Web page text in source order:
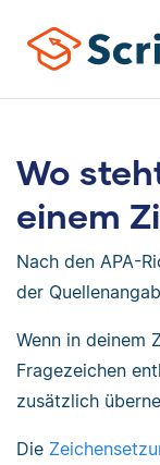
Wo
einem
Nach den APA-
der
Wenn in deinem
Fragezeichen
zusätzlich
Die